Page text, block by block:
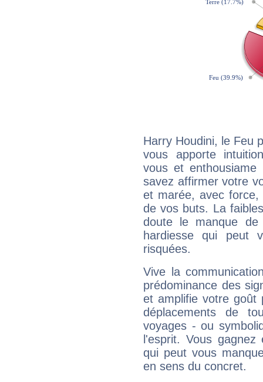
Harry Houdini, le Feu
vous apporte
vous et
savez affirmer votre
et marée, avec
de vos buts. La
doute le manque
hardiesse qui peut
risquées.
Vive la
prédominance des
et amplifie votre goût
déplacements de
voyages - ou
l'esprit. Vous
qui peut vous
en sens du concret.